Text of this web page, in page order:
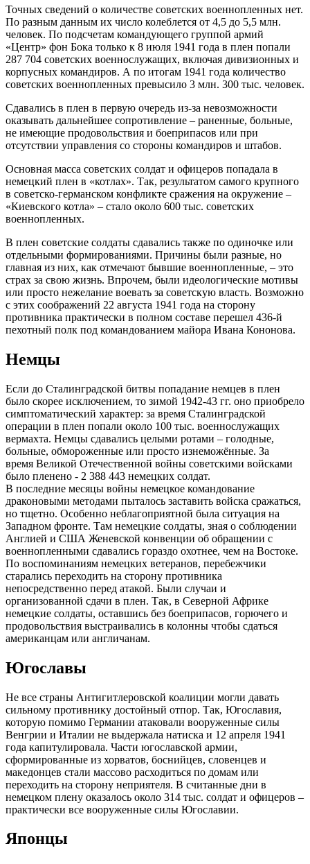
Точных сведений о количестве советских военнопленных нет.
По разным данным их число колеблется от 4,5 до 5,5 млн.
человек. По подсчетам командующего группой армий
«Центр» фон Бока только к 8 июля 1941 года в плен попали
287 704 советских военнослужащих, включая дивизионных и
корпусных командиров. А по итогам 1941 года количество
советских военнопленных превысило 3 млн. 300 тыс. человек.
Сдавались в плен в первую очередь из-за невозможности
оказывать дальнейшее сопротивление – раненные, больные,
не имеющие продовольствия и боеприпасов или при
отсутствии управления со стороны командиров и штабов.
Основная масса советских солдат и офицеров попадала в
немецкий плен в «котлах». Так, результатом самого крупного
в советско-германском конфликте сражения на окружение –
«Киевского котла» – стало около 600 тыс. советских
военнопленных.
В плен советские солдаты сдавались также по одиночке или
отдельными формированиями. Причины были разные, но
главная из них, как отмечают бывшие военнопленные, – это
страх за свою жизнь. Впрочем, были идеологические мотивы
или просто нежелание воевать за советскую власть. Возможно
с этих соображений 22 августа 1941 года на сторону
противника практически в полном составе перешел 436-й
пехотный полк под командованием майора Ивана Кононова.
Немцы
Если до Сталинградской битвы попадание немцев в плен
было скорее исключением, то зимой 1942-43 гг. оно приобрело
симптоматический характер: за время Сталинградской
операции в плен попали около 100 тыс. военнослужащих
вермахта. Немцы сдавались целыми ротами – голодные,
больные, обмороженные или просто изнеможённые. За
время Великой Отечественной войны советскими войсками
было пленено - 2 388 443 немецких солдат.
В последние месяцы войны немецкое командование
драконовыми методами пыталось заставить войска сражаться,
но тщетно. Особенно неблагоприятной была ситуация на
Западном фронте. Там немецкие солдаты, зная о соблюдении
Англией и США Женевской конвенции об обращении с
военнопленными сдавались гораздо охотнее, чем на Востоке.
По воспоминаниям немецких ветеранов, перебежчики
старались переходить на сторону противника
непосредственно перед атакой. Были случаи и
организованной сдачи в плен. Так, в Северной Африке
немецкие солдаты, оставшись без боеприпасов, горючего и
продовольствия выстраивались в колонны чтобы сдаться
американцам или англичанам.
Югославы
Не все страны Антигитлеровской коалиции могли давать
сильному противнику достойный отпор. Так, Югославия,
которую помимо Германии атаковали вооруженные силы
Венгрии и Италии не выдержала натиска и 12 апреля 1941
года капитулировала. Части югославской армии,
сформированные из хорватов, боснийцев, словенцев и
македонцев стали массово расходиться по домам или
переходить на сторону неприятеля. В считанные дни в
немецком плену оказалось около 314 тыс. солдат и офицеров –
практически все вооруженные силы Югославии.
Японцы